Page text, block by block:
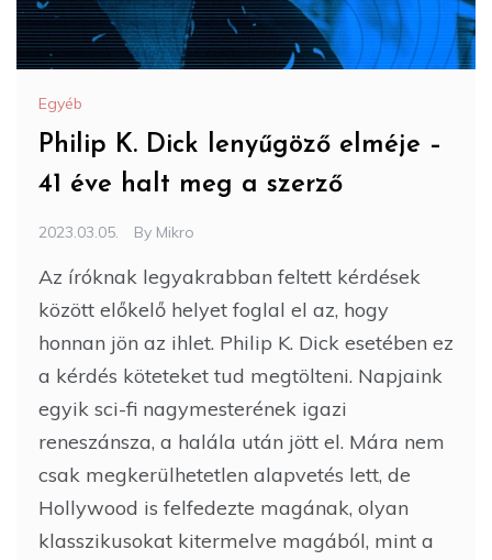
Egyéb
Philip K. Dick lenyűgöző elméje –
41 éve halt meg a szerző
2023.03.05. By Mikro
Az íróknak legyakrabban feltett kérdések
között előkelő helyet foglal el az, hogy
honnan jön az ihlet. Philip K. Dick esetében ez
a kérdés köteteket tud megtölteni. Napjaink
egyik sci-fi nagymesterének igazi
reneszánsza, a halála után jött el. Mára nem
csak megkerülhetetlen alapvetés lett, de
Hollywood is felfedezte magának, olyan
klasszikusokat kitermelve magából, mint a